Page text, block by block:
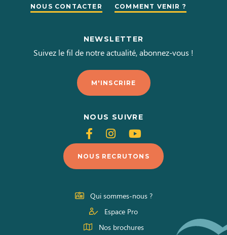
NOUS CONTACTER COMMENT VENIR ?
NEWSLETTER
Suivez le fil de notre actualité, abonnez-vous !
M'INSCRIRE
NOUS SUIVRE
Suivez-
nous
sur
Facebook
Suivez-
nous
sur
Instagram
Suivez-
nous
sur
Youtube
NOUS RECRUTONS
Qui sommes-nous ?
Espace Pro
Nos brochures